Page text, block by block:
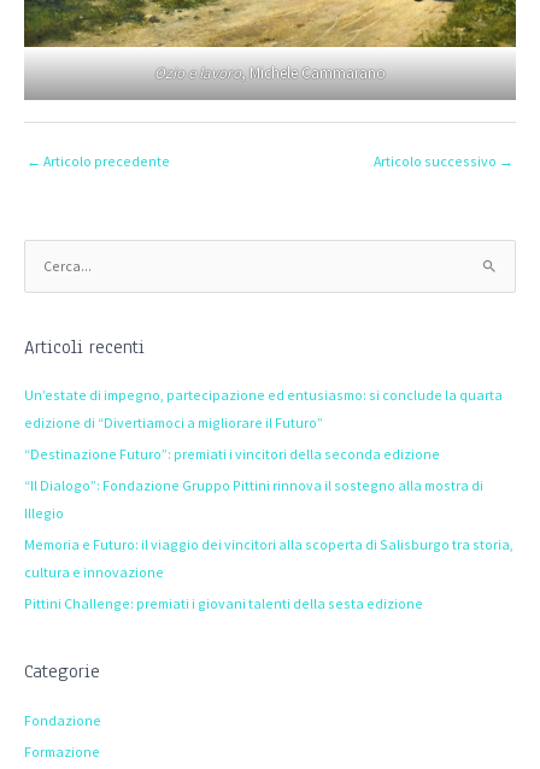
Ozio e lavoro, Michele Cammarano
← Articolo precedente Articolo successivo →
e
c
Articoli recenti
Un’estate di impegno, partecipazione ed entusiasmo: si conclude la quarta
edizione di “Divertiamoci a migliorare il Futuro”
“Destinazione Futuro”: premiati i vincitori della seconda edizione
“Il Dialogo”: Fondazione Gruppo Pittini rinnova il sostegno alla mostra di
Illegio
Memoria e Futuro: il viaggio dei vincitori alla scoperta di Salisburgo tra storia,
cultura e innovazione
Pittini Challenge: premiati i giovani talenti della sesta edizione
Categorie
Fondazione
Formazione